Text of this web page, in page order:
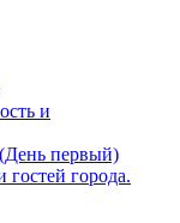
и
первый)
города.